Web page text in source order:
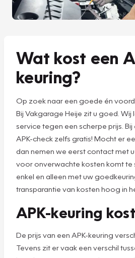
Wat kost een
keuring?
Op zoek naar een goede én
Bij Vakgarage Heije zit u goed. Wij
service tegen een scherpe prijs. Bij
APK-check zelfs gratis! Mocht er
dan nemen we eerst contact met
voor onverwachte kosten komt te
enkel en alleen met uw
transparantie van kosten hoog in
APK-keuring
De prijs van een APK-keuring
Tevens zit er vaak een verschil